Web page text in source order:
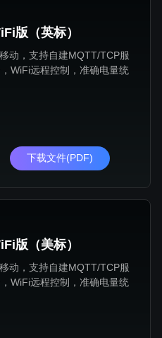
版（英标）
动，支持自建MQTT/TCP服
WiFi远程控制，准确电量统
下载文件(PDF)
版（美标）
动，支持自建MQTT/TCP服
WiFi远程控制，准确电量统